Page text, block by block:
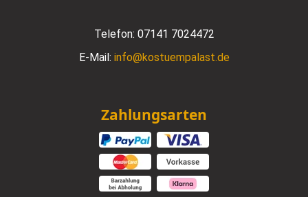
Telefon: 07141 7024472
E-Mail: info@kostuempalast.de
Zahlungsarten